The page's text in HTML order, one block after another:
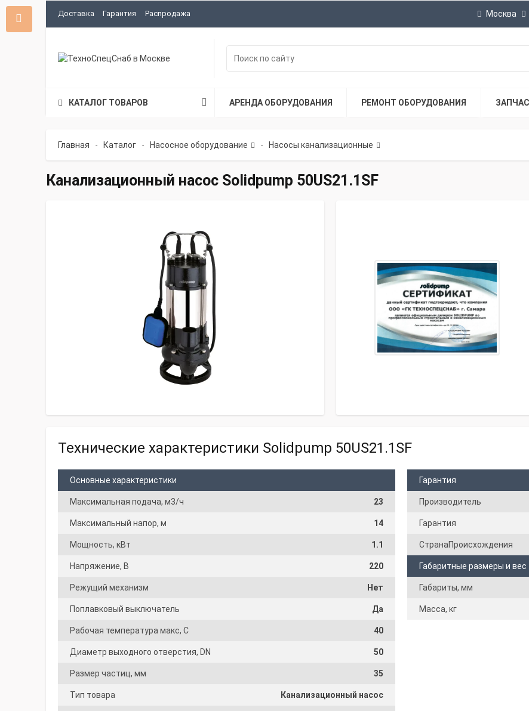
Доставка Гарантия Распродажа Москва
КАТАЛОГ ТОВАРОВ АРЕНДА ОБОРУДОВАНИЯ РЕМОНТ ОБОРУДОВАНИЯ
Главная - Каталог - Насосное оборудование - Насосы канализационные
Канализационный насос Solidpump 50US21.1SF
Технические характеристики Solidpump 50US21.1SF
Основные характеристики
Максимальная подача, м3/ч 23
Максимальный напор, м 14
Мощность, кВт 1.1
Напряжение, В 220
Режущий механизм Нет
Поплавковый выключатель Да
Рабочая температура макс, С 40
Диаметр выходного отверстия, DN 50
Размер частиц, мм 35
Тип товара Канализационный насос
Гарантия
Производитель
Гарантия
СтранаПроисхождения
Габаритные размеры и вес
Габариты, мм
Масса, кг